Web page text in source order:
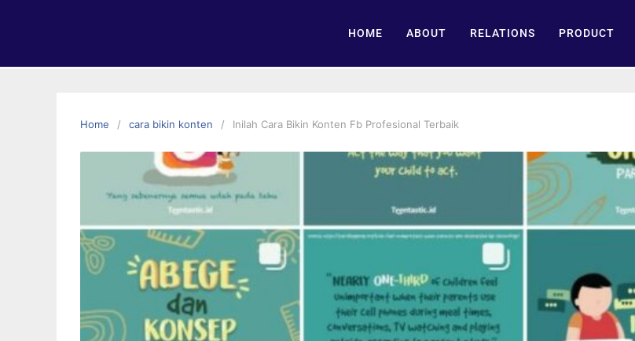
HOME ABOUT RELATIONS PRODUCT
Home cara bikin konten Inilah Cara Bikin Konten Fb Profesional Terbaik